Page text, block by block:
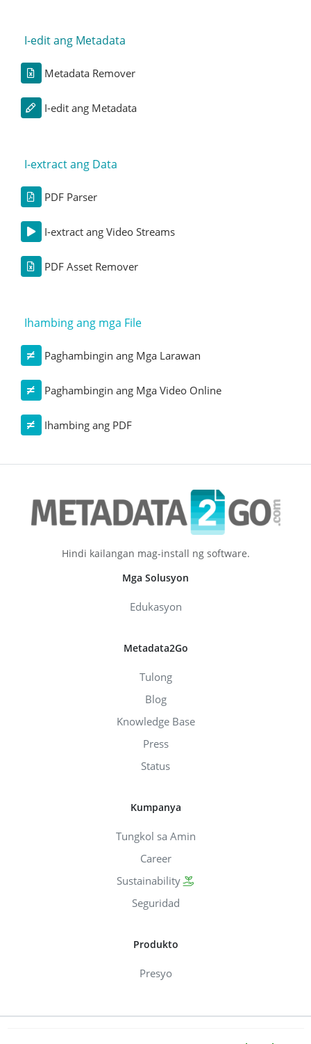
I-edit ang Metadata
Metadata Remover
I-edit ang Metadata
I-extract ang Data
PDF Parser
I-extract ang Video Streams
PDF Asset Remover
Ihambing ang mga File
Paghambingin ang Mga Larawan
Paghambingin ang Mga Video Online
Ihambing ang PDF
Hindi kailangan mag-install ng software.
Mga Solusyon
Edukasyon
Metadata2Go
Tulong
Blog
Knowledge Base
Press
Status
Kumpanya
Tungkol sa Amin
Career
Sustainability
Seguridad
Produkto
Presyo